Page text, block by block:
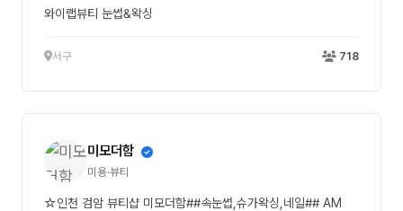
와이랩뷰티 눈썹&왁싱
서구 718
미모더함
미용·뷰티
☆인천 검암 뷰티샵 미모더함##속눈썹,슈가왁싱,네일## AM